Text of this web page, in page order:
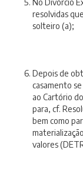
No Divórcio
resolvidas
solteiro (a);
Depois de
casamento
ao Cartório
para, cf.
bem como
valores